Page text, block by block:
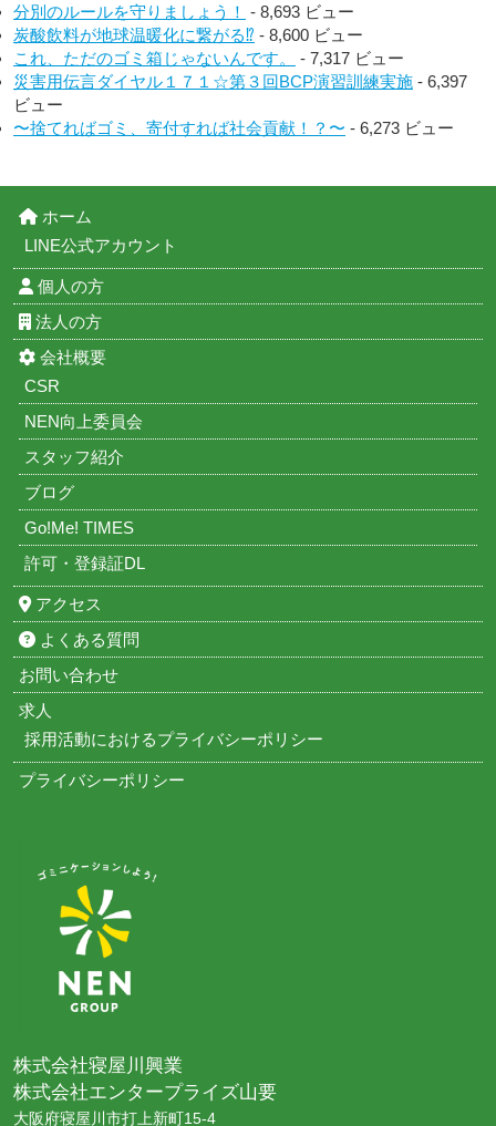
分別のルールを守りましょう！ - 8,693 ビュー
炭酸飲料が地球温暖化に繋がる⁉︎ - 8,600 ビュー
これ、ただのゴミ箱じゃないんです。
- 7,317 ビュー
災害用伝言ダイヤル１７１☆第３回BCP演習訓練実施 - 6,397
ビュー
〜捨てればゴミ、寄付すれば社会貢献！？〜 - 6,273 ビュー
株式会社寝屋川興業
株式会社エンタープライズ山要
大阪府寝屋川市打上新町15-4
ホーム
LINE公式アカウント
個人の方
法人の方
会社概要
CSR
NEN向上委員会
スタッフ紹介
ブログ
Go!Me! TIMES
許可・登録証DL
アクセス
よくある質問
お問い合わせ
求人
採用活動におけるプライバシーポリシー
プライバシーポリシー